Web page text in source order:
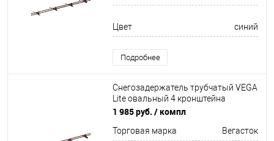
Цвет синий
Подробнее
Снегозадержатель трубчатый VEGA
Lite овальный 4 кронштейна
Неоцинков+порошковый окрас
1 985 руб. / компл
Торговая марка Вегасток